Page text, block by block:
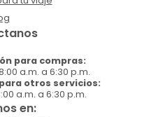
para compras:
a.m. a 6:30 p.m.
otros servicios:
a.m. a 6:30 p.m.
en: